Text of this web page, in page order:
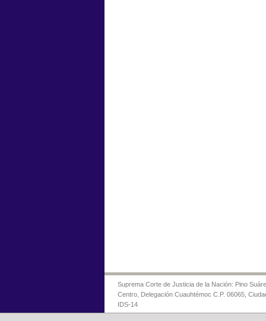
Suprema Corte de Justicia de la Nación: Pino
Centro, Delegación Cuauhtémoc C.P. 06065,
IDS-14